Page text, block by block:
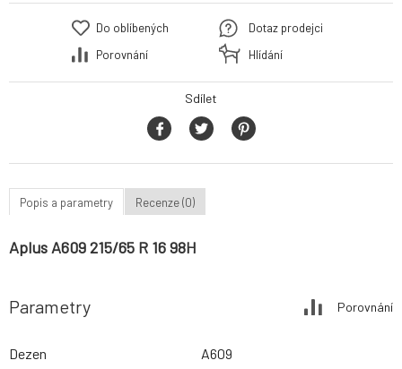
Do oblíbených
Porovnání
Dotaz prodejci
Hlídání
Sdílet
Popis a parametry Recenze (0)
Aplus A609 215/65 R 16 98H
Parametry Porovnání
Dezen
A609